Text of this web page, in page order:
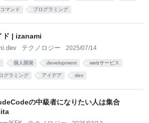
コマンド プログラミング
ド | izanami
テクノロジー 2025/07/14
個人開発 development webサービス
グラミング アイデア dev
の中級者になりたい人は集合